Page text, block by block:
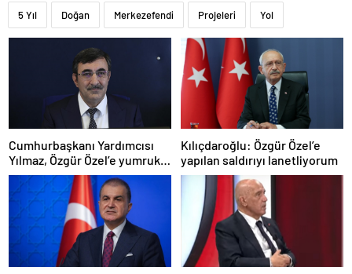
5 Yıl Doğan Merkezefendi Projeleri Yol
Cumhurbaşkanı Yardımcısı
Yılmaz, Özgür Özel’e yumruklu
saldırıyı kınadı
Kılıçdaroğlu: Özgür Özel’e
yapılan saldırıyı lanetliyorum